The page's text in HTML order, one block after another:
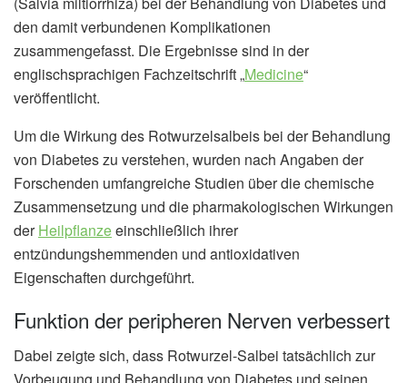
den damit verbundenen Komplikationen
zusammengefasst. Die Ergebnisse sind in der
englischsprachigen Fachzeitschrift „Medicine“
veröffentlicht.
Um die Wirkung des Rotwurzelsalbeis bei der Behandlung
von Diabetes zu verstehen, wurden nach Angaben der
Forschenden umfangreiche Studien über die chemische
Zusammensetzung und die pharmakologischen Wirkungen
derHeilpflanzeeinschließlich ihrer
entzündungshemmenden und antioxidativen
Eigenschaften durchgeführt.
Funktion der peripheren Nerven verbessert
Dabei zeigte sich, dass Rotwurzel-Salbei tatsächlich zur
Vorbeugung und Behandlung von Diabetes und seinen